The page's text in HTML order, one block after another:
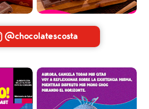
@chocolatescosta